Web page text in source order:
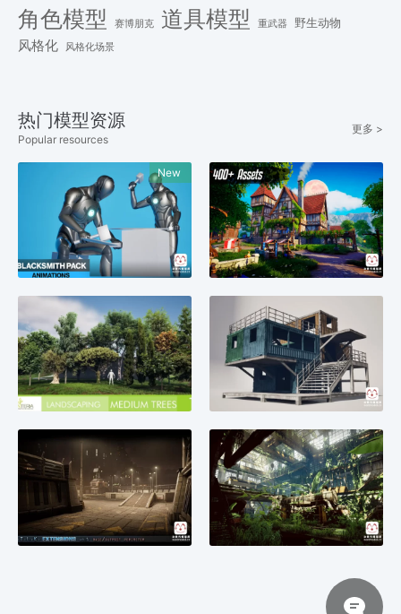
角色模型 赛博朋克 道具模型 重武器 野生动物
风格化 风格化场景
热门模型资源
Popular resources
更多 >